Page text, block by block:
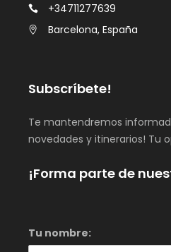
+34711277639
Barcelona, España
Subscríbete!
Te mantendremos
novedades y itinerarios! Tu
¡Forma parte de
Tu nombre: